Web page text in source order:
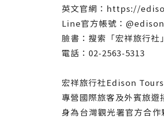
英文官網：https://
Line官方帳號：
臉書：搜索「宏祥旅行社」
電話：02-2563-5313
宏祥旅行社Edison Tours
專營國際旅客及外賓旅遊
身為台灣觀光署官方合